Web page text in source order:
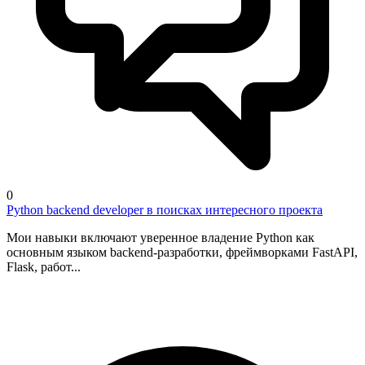
0
Python backend developer в поисках интересного проекта
Мои навыки включают уверенное владение Python как
основным языком backend-разработки, фреймворками FastAPI,
Flask, работ...